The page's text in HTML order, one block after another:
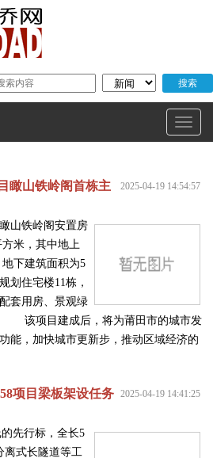
2025-04-19 14:54:57
瞰山铁岭阁首栋主
山铁岭阁安置房
米，其中地上
下建筑面积为5
划住宅楼11栋，
套用房、景观绿
该项目建成后，将为莆田市的城市发
能，加快城市更新步，推动区域经济的
2025-04-19 14:41:25
项目梁板架设任务
先行标，全长5
离式长隧道等工